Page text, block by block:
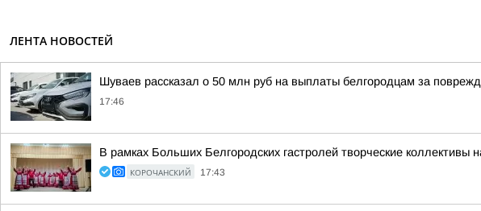
ЛЕНТА НОВОСТЕЙ
Шуваев рассказал о 50 млн руб на выплаты белгородцам за
17:46
В рамках Больших Белгородских гастролей творческие коллективы
КОРОЧАНСКИЙ 17:43